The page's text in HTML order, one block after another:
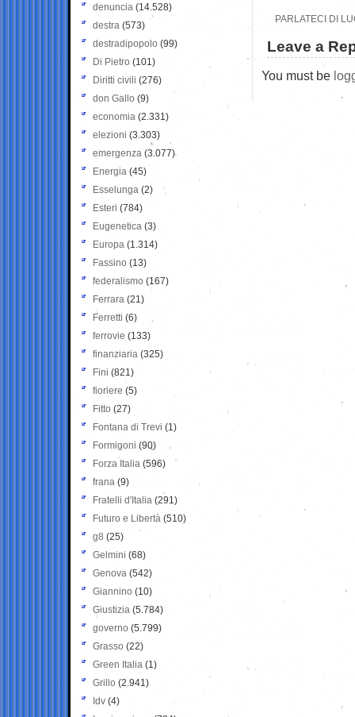
PARLATECI DI
Leave a
You must be
denuncia (14.528)
destra (573)
destradipopolo (99)
Di Pietro (101)
Diritti civili (276)
don Gallo (9)
economia (2.331)
elezioni (3.303)
emergenza (3.077)
Energia (45)
Esselunga (2)
Esteri (784)
Eugenetica (3)
Europa (1.314)
Fassino (13)
federalismo (167)
Ferrara (21)
Ferretti (6)
ferrovie (133)
finanziaria (325)
Fini (821)
fioriere (5)
Fitto (27)
Fontana di Trevi (1)
Formigoni (90)
Forza Italia (596)
frana (9)
Fratelli d'Italia (291)
Futuro e Libertà (510)
g8 (25)
Gelmini (68)
Genova (542)
Giannino (10)
Giustizia (5.784)
governo (5.799)
Grasso (22)
Green Italia (1)
Grillo (2.941)
Idv (4)